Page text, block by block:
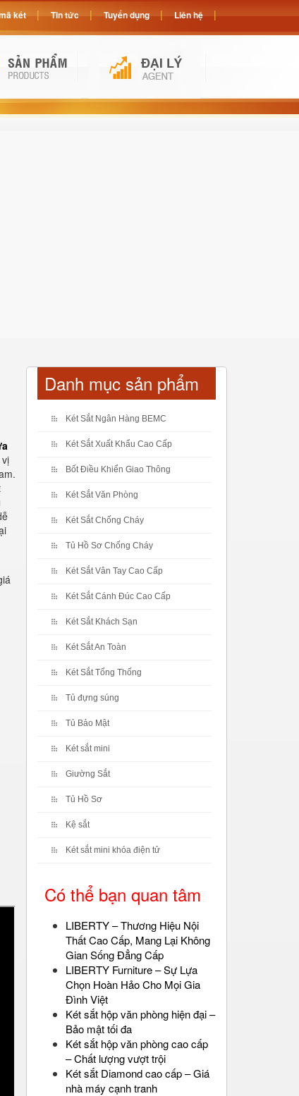
Danh mục sản phẩm
Két Sắt Ngân Hàng BEMC
Két Sắt Xuất Khẩu Cao Cấp
Bốt Điều Khiển Giao Thông
Két Sắt Văn Phòng
Két Sắt Chống Cháy
Tủ Hồ Sơ Chống Cháy
Két Sắt Vân Tay Cao Cấp
Két Sắt Cánh Đúc Cao Cấp
Két Sắt Khách Sạn
Két Sắt An Toàn
Két Sắt Tổng Thống
Tủ đựng súng
Tủ Bảo Mật
Két sắt mini
Giường Sắt
Tủ Hồ Sơ
Kệ sắt
Két sắt mini khóa điện tử
Có thể bạn quan tâm
LIBERTY – Thương Hiệu Nội
Thất Cao Cấp, Mang Lại Không
Gian Sống Đẳng Cấp
LIBERTY Furniture – Sự Lựa
Chọn Hoàn Hảo Cho Mọi Gia
Đình Việt
Két sắt hộp văn phòng hiện đại –
Bảo mật tối đa
Két sắt hộp văn phòng cao cấp
– Chất lượng vượt trội
Két sắt Diamond cao cấp – Giá
nhà máy cạnh tranh
két Tin tức Tuyển dụng Liên hệ